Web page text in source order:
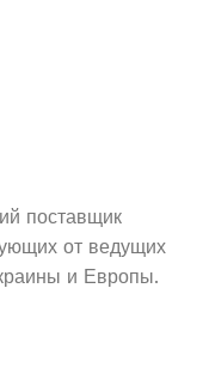
поставщик
от ведущих
и Европы.